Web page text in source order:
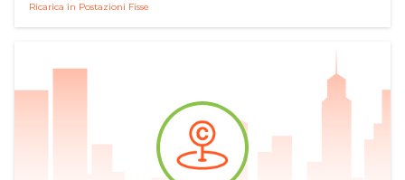
Ricarica in Postazioni Fisse